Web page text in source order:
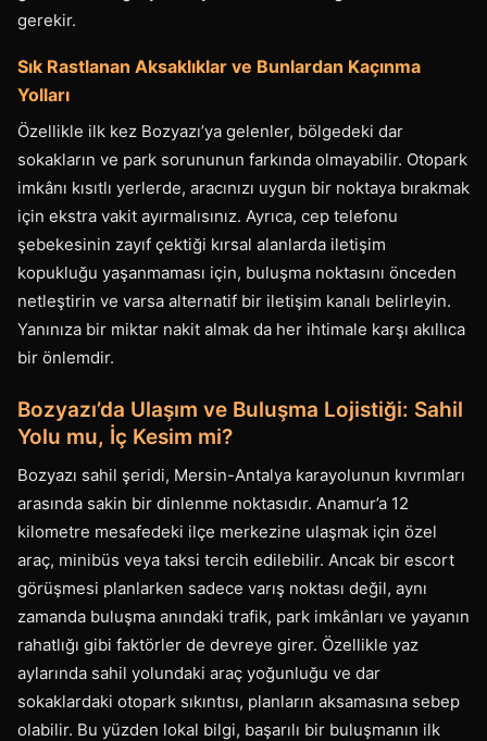
gerekir.
Sık Rastlanan Aksaklıklar ve Bunlardan Kaçınma
Yolları
Özellikle ilk kez Bozyazı’ya gelenler, bölgedeki dar
sokakların ve park sorununun farkında olmayabilir. Otopark
imkânı kısıtlı yerlerde, aracınızı uygun bir noktaya bırakmak
için ekstra vakit ayırmalısınız. Ayrıca, cep telefonu
şebekesinin zayıf çektiği kırsal alanlarda iletişim
kopukluğu yaşanmaması için, buluşma noktasını önceden
netleştirin ve varsa alternatif bir iletişim kanalı belirleyin.
Yanınıza bir miktar nakit almak da her ihtimale karşı akıllıca
bir önlemdir.
Bozyazı’da Ulaşım ve Buluşma Lojistiği: Sahil
Yolu mu, İç Kesim mi?
Bozyazı sahil şeridi, Mersin-Antalya karayolunun kıvrımları
arasında sakin bir dinlenme noktasıdır. Anamur’a 12
kilometre mesafedeki ilçe merkezine ulaşmak için özel
araç, minibüs veya taksi tercih edilebilir. Ancak bir escort
görüşmesi planlarken sadece varış noktası değil, aynı
zamanda buluşma anındaki trafik, park imkânları ve yayanın
rahatlığı gibi faktörler de devreye girer. Özellikle yaz
aylarında sahil yolundaki araç yoğunluğu ve dar
sokaklardaki otopark sıkıntısı, planların aksamasına sebep
olabilir. Bu yüzden lokal bilgi, başarılı bir buluşmanın ilk